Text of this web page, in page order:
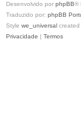
Desenvolvido por phpBB®
Traduzido por: phpBB
Style we_universal created
Privacidade | Termos